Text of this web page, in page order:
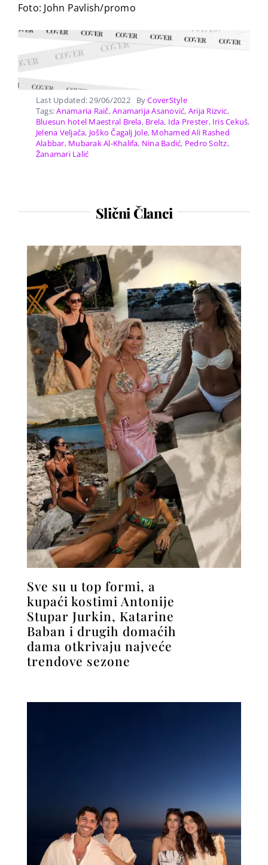
Foto: John Pavlish/promo
Last Updated: 29/06/2022 ByCoverStyle
Tags:Anamaria Raič,Anamarija Asanović, Arija Rizvic,
Bluesun hotel Maestral Brela, Brela, Ida Prester, Iris Cekuš,
Jelena Veljača, Joško Čagalj Jole, Mohamed Ali Rashed
Alabbar, Mubarak Al-Khalifa, Nina Badić, Pedro Soltz,
Žanamari Lalić
Slični Članci
Sve su u top formi, a
kupaći kostimi Antonije
Stupar Jurkin, Katarine
Baban i drugih domaćih
dama otkrivaju najveće
trendove sezone